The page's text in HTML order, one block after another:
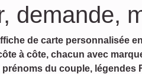
demande,
de carte personnalisée
à côte, chacun avec
prénoms du couple, légendes